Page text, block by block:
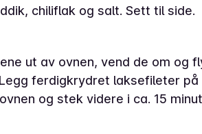
chiliflak og salt. Sett til side.
ut av ovnen, vend de om og
ferdigkrydret laksefileter på
og stek videre i ca. 15